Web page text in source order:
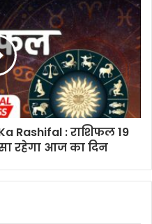
Rashifal : राशिफल 19
रहेगा आज का दिन